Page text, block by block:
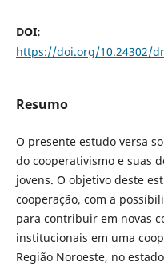
DOI:
https://doi.org/10.24302/
Resumo
O presente estudo versa
do cooperativismo e suas
jovens. O objetivo deste
cooperação, com a
para contribuir em novas
institucionais em uma
Região Noroeste, no